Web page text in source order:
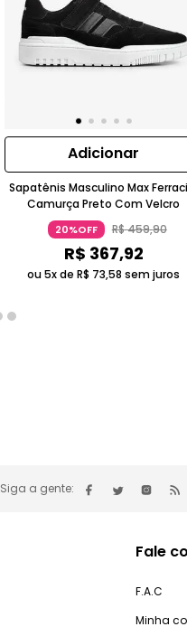
Adicionar
Sapatênis Masculino Max
Camurça Preto Com Velcro
20%OFF R$459,90
R$ 367,92
ou 5x deR$ 73,58 sem juros
Siga a gente:
Fale
F.A.C
Minha